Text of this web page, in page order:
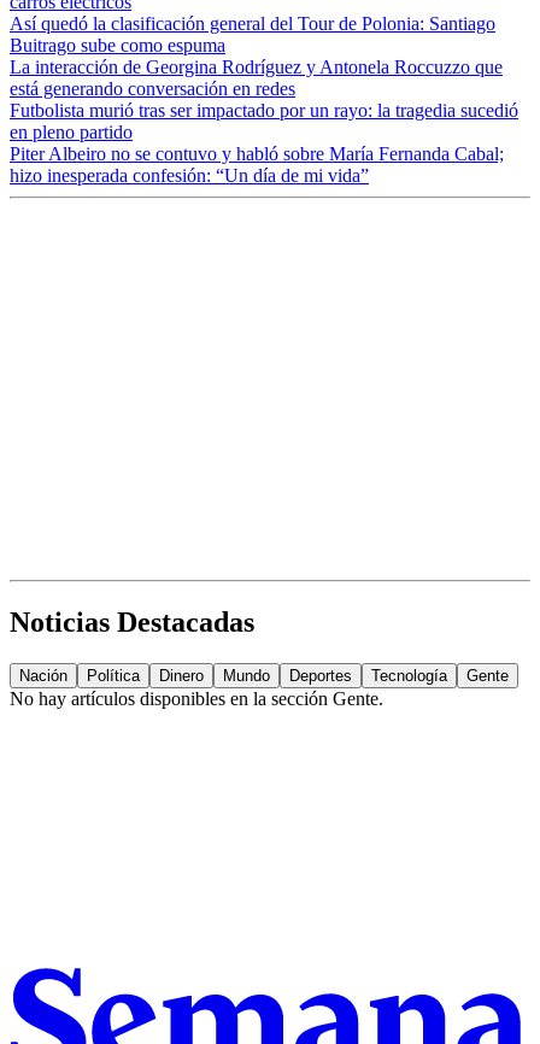
Así quedó la clasificación general del Tour de Polonia: Santiago
Buitrago sube como espuma
La interacción de Georgina Rodríguez y Antonela Roccuzzo que
está generando conversación en redes
Futbolista murió tras ser impactado por un rayo: la tragedia sucedió
en pleno partido
Piter Albeiro no se contuvo y habló sobre María Fernanda Cabal;
hizo inesperada confesión: “Un día de mi vida”
Noticias Destacadas
Nación Política Dinero Mundo Deportes Tecnología Gente
No hay artículos disponibles en la sección Gente.